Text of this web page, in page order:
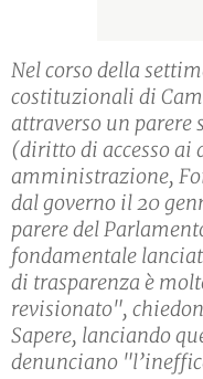
Nel corso della
costituzionali di
attraverso un parere
(diritto di accesso ai
amministrazione,
dal governo il 20
parere del
fondamentale
di trasparenza è
revisionato",
Sapere, lanciando
denunciano